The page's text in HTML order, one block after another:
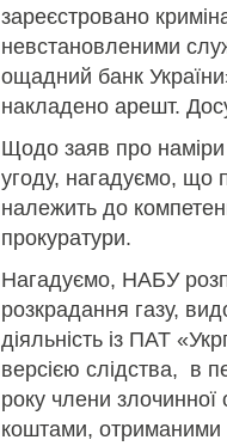
зареєстровано
невстановленими
ощадний банк
накладено арешт.
Щодо заяв про
угоду, нагадуємо, що
належить до
прокуратури.
Нагадуємо, НАБУ
розкрадання газу,
діяльність із ПАТ
версією слідства, в
року члени злочинної
коштами, отриманими